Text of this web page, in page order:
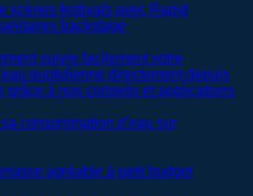
scènes festivals avec Rapid
backstage
consommation d’eau sur
agréable à petit budget